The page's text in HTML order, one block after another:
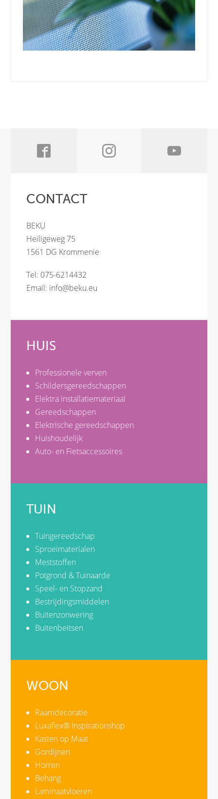
CONTACT
BEKU
Heiligeweg 75
1561 DG Krommenie
Tel: 075-6214432
Email: info@beku.eu
HUIS
Professionele verven
Schildersgereedschappen
Elektra installatiemateriaal
Gereedschappen
Elektrische gereedschappen
Huishoudelijk
Auto- en Fietsaccessoires
TUIN
Tuingereedschap
Sproeimaterialen
Meststoffen
Potgrond & Tuinaarde
Speel- en Stopzand
Bestrijdingsmiddelen
Buitenzonwering
Buitenbeitsen
WOON
Raamdecoratie
Luxaflex® Inspirationshop
Kasten op Maat
Gordijnen
Horren
Behang
Laminaatvloeren